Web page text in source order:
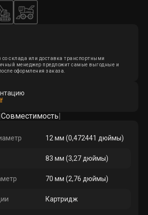
со склада или доставка транспортными
менеджер предложит самые выгодные и
оформления заказа.
Совместимость|
12 мм (0,472441 дюймы)
83 мм (3,27 дюймы)
70 мм (2,76 дюймы)
Картридж